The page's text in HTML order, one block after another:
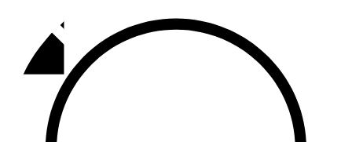
92,9 FM
Базарлы матак
107,1 FM
Балык бистәсе